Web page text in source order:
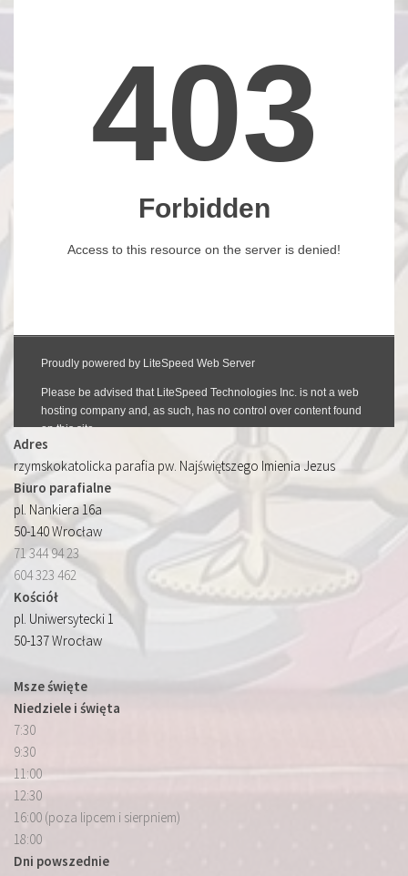
Adres
rzymskokatolicka parafia pw. Najświętszego Imienia Jezus
Biuro parafialne
pl. Nankiera 16a
50-140 Wrocław
71 344 94 23
604 323 462
Kościół
pl. Uniwersytecki 1
50-137 Wrocław
Msze święte
Niedziele i święta
7:30
9:30
11:00
12:30
16:00 (poza lipcem i sierpniem)
18:00
Dni powszednie